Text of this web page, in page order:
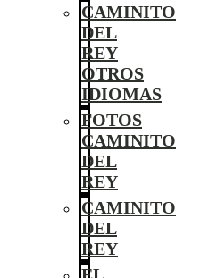
CAMINITO
DEL
REY
OTROS
IDIOMAS
FOTOS
CAMINITO
DEL
REY
CAMINITO
DEL
REY